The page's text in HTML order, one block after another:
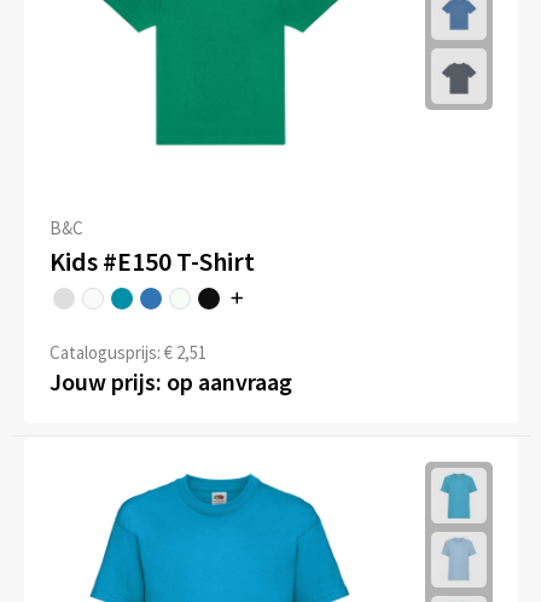
B&C
Kids #E150 T-Shirt
Catalogusprijs: € 2,51
Jouw prijs: op aanvraag